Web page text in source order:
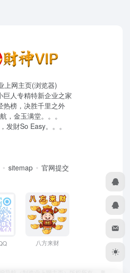
上网主页(浏览器)
巨人专精特新企业之家
热榜，决胜千里之外
，金玉满堂。。。
发財So Easy。。。
sitemap 官网提交
八方来财